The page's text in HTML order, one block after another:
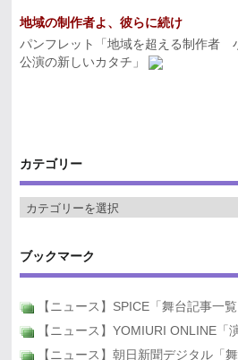
地域の制作者よ、彼らに続け
パンフレット「地域を超える制作者
公演の新しいカタチ」
カテゴリー
ブックマーク
【ニュース】SPICE「舞台記事一覧
【ニュース】YOMIURI ONLINE「
【ニュース】朝日新聞デジタル「